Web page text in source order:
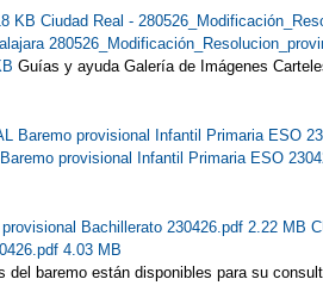
KB Ciudad Real -
Guías y ayuda Galería de Imágenes
Baremo provisional Infantil Primaria ESO
provisional Infantil Primaria ESO
Bachillerato 230426.pdf 2.22 MB
4.03 MB
baremo están disponibles para su